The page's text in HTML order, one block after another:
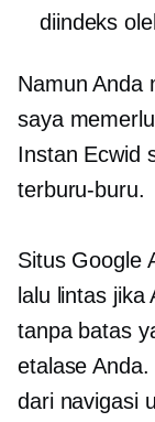
diindeks
Namun Anda
saya
Instan Ecwid
terburu-buru.
Situs Google
lalu lintas jika
tanpa batas
etalase
dari navigasi